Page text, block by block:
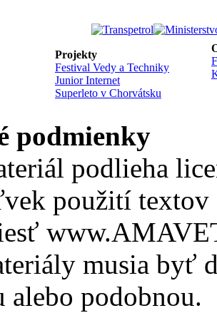
Projekty
Festival Vedy a Techniky
Junior Internet
Superleto v Chorvátsku
podmienky
podlieha
použití textov
musia byť
alebo podobnou.